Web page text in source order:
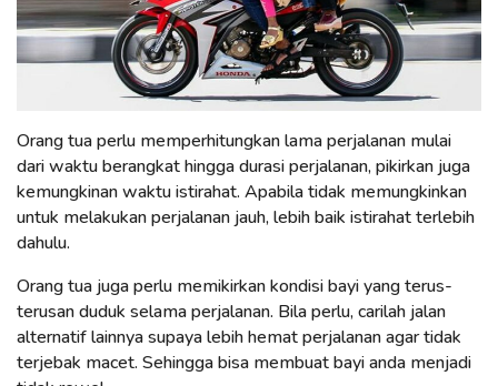
Orang tua perlu memperhitungkan lama perjalanan mulai
dari waktu berangkat hingga durasi perjalanan, pikirkan juga
kemungkinan waktu istirahat. Apabila tidak memungkinkan
untuk melakukan perjalanan jauh, lebih baik istirahat terlebih
dahulu.
Orang tua juga perlu memikirkan kondisi bayi yang terus-
terusan duduk selama perjalanan. Bila perlu, carilah jalan
alternatif lainnya supaya lebih hemat perjalanan agar tidak
terjebak macet. Sehingga bisa membuat bayi anda menjadi